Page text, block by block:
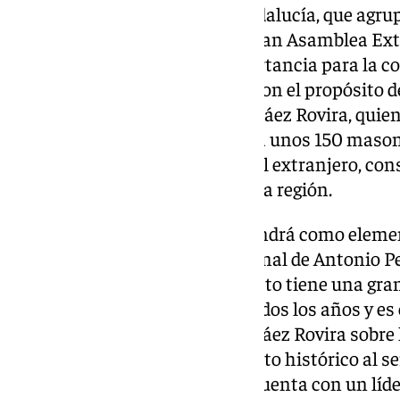
La Gran Logia Provincial de Andalucía, que
de la región, celebrará su 40ª Gran Asamblea
marzo, un evento de gran importancia para la
Esta reunión se llevará a cabo con el propósito
Maestro Provincial, Antonio Peláez Rovira,
Antequera. La ocasión reunirá a unos 150
partes de Andalucía, España y el extranjero,
histórico para la Masonería de la región.
La Asamblea Extraordinaria tendrá como
comunicado, la instalación formal de Antonio
Provincial de Andalucía. Este acto tiene una
comunidad, ya que no ocurre todos los años y
nivel interno, el liderazgo de Peláez Rovira
hito también marca un momento histórico al
Logia Provincial de Andalucía cuenta con un